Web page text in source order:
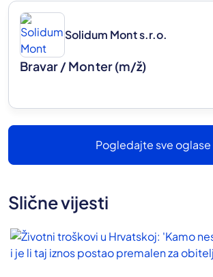
Solidum Mont s.r.o.
Bravar / Monter(m/ž)
Pogledajte sve oglase
Slične vijesti